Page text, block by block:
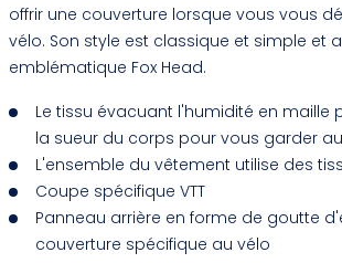
offrir une couverture lorsque vous vous
vélo. Son style est classique et simple et
emblématique Fox Head.
Le tissu évacuant l'humidité en maille
la sueur du corps pour vous garder
L'ensemble du vêtement utilise des
Coupe spécifique VTT
Panneau arrière en forme de goutte
couverture spécifique au vélo